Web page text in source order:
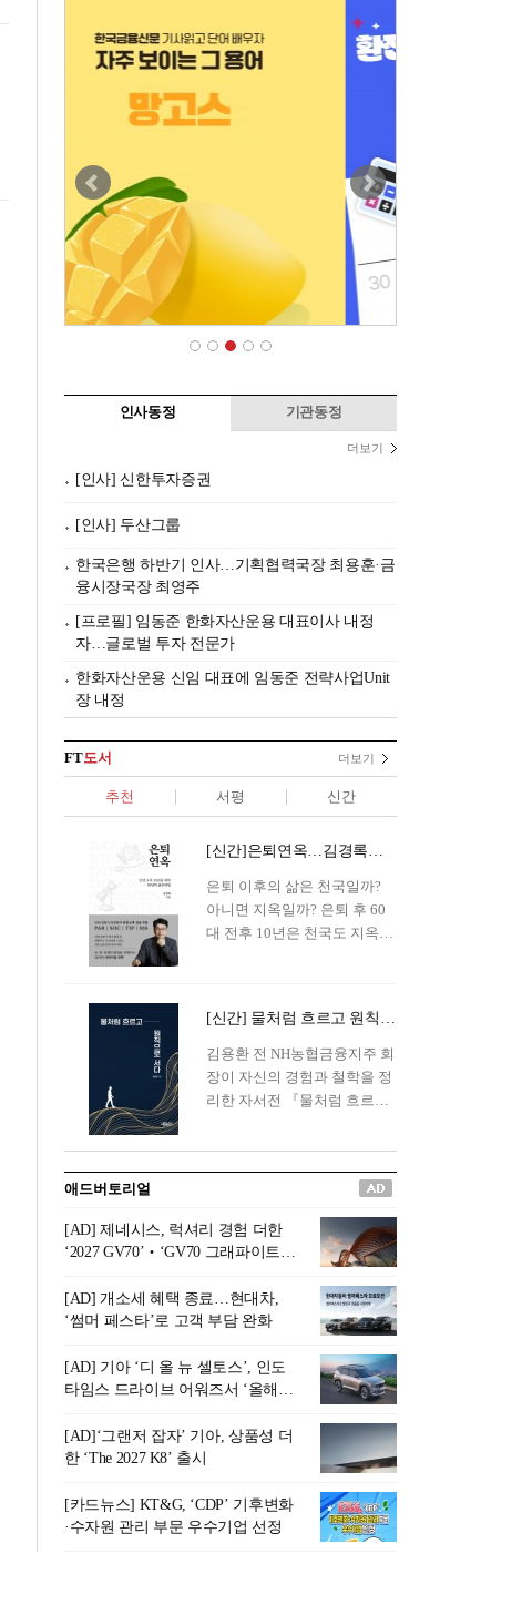
인사동정 기관동정
더보기
[인사] 신한투자증권
[인사] 두산그룹
한국은행 하반기 인사…기획협력국장 최용훈·금
융시장국장 최영주
[프로필] 임동준 한화자산운용 대표이사 내정
자…글로벌 투자 전문가
한화자산운용 신임 대표에 임동준 전략사업Unit
장 내정
FT도서 더보기
추천 서평 신간
[신간]은퇴연옥…김경록의 은퇴 후 삶의 나침반
은퇴 이후의 삶은 천국일까?
아니면 지옥일까? 은퇴 후 60
대 전후 10년은 천국도 지옥도
은퇴 설계를 가이드해 온 김경
록 옵투스자산운용의 고문이
신간 『은퇴연옥』을 내놓았
다.단테는 지옥을 '모든 희망을
록 고문은 새로운 시각을 제시
0년의 과도기는 지옥이 아니라
정화와 성장의 공간인 ‘은퇴연
옥(Purgatory)’이라는 것이다.
연옥은 고통스럽지만 끝이 있
으며, 준비를 통해 천국으로 나
아갈 수 있는 희망의 장소라고
말한
[신간] 물처럼 흐르고 원칙으로 서다…김용환의 통찰을 담다
김용환 전 NH농협금융지주 회
장이 자신의 경험과 철학을 정
리한 자서전 『물처럼 흐르고
통 관료 출신으로 한국 금융의
주요 변곡점마다 중요한 역할
을 하고 금융 경영인으로서 큰
족적을 남긴 김 전 회장이 후배
세대에게 전하는 삶의 조언을
담은 인생 노트다.『물처럼 흐
르고 원칙으로 서다』는 단순
한 자서전을 넘어, 실패를 두려
워하지 않는 용기와 자신에 대
한 믿음이 어떻게 삶을 풍요롭
게 만드는지를 보여주는 지혜
의 보고로 평가된다.김용환 전
회장은 “인생의 목표가 크더라
도 조급해하지 말고 작은 것부
터 하나 하나 성취해 나가
라”고 조언한다. 뼈아픈 실패
조차 성공의 뼈대가 된다는 긍
애드버토리얼
[AD] 제네시스, 럭셔리 경험 더한
‘2027 GV70’‧‘GV70 그래파이트’
[AD] 개소세 혜택 종료…현대차,
‘썸머 페스타’로 고객 부담 완화
[AD] 기아 ‘디 올 뉴 셀토스’, 인도
타임스 드라이브 어워즈서 ‘올해의
[AD]‘그랜저 잡자’ 기아, 상품성 더
한 ‘The 2027 K8’ 출시
[카드뉴스] KT&G, ‘CDP’ 기후변화
·수자원 관리 부문 우수기업 선정